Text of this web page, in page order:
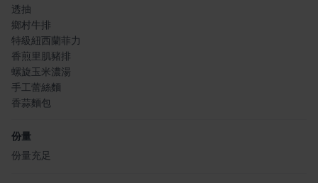
透抽
鄉村牛排
特級紐西蘭菲力
香煎里肌豬排
螺旋玉米濃湯
手工蕾絲麵
香蒜麵包
份量
份量充足